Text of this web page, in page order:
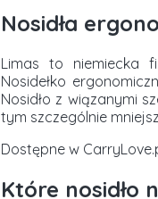
Nosidła
Limas to niemiecka
Nosidełko
Nosidło z wiązanymi
tym szczególnie
Dostępne w
Które nosidło